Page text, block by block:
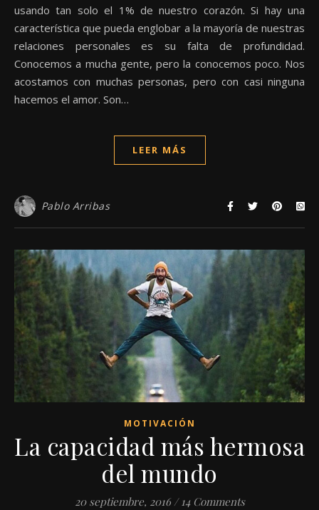
usando tan solo el 1% de nuestro corazón. Si hay una
característica que pueda englobar a la mayoría de nuestras
relaciones personales es su falta de profundidad.
Conocemos a mucha gente, pero la conocemos poco. Nos
acostamos con muchas personas, pero con casi ninguna
hacemos el amor. Son…
LEER MÁS
Pablo Arribas
MOTIVACIÓN
La capacidad más hermosa
del mundo
20 septiembre, 2016 / 14 Comments